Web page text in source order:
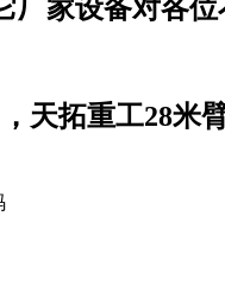
家设备对各位
天拓重工28米臂